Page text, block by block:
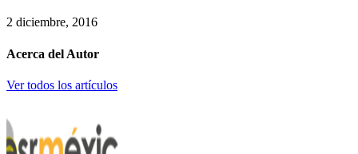
2 diciembre, 2016
Acerca del Autor
Ver todos los artículos